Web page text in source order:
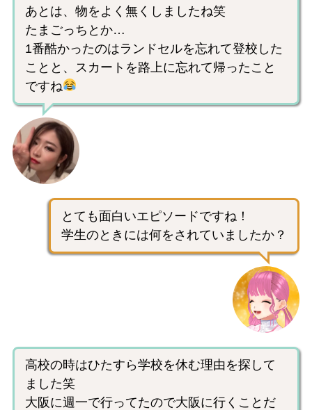
あとは、物をよく無くしましたね笑
たまごっちとか…
1番酷かったのはランドセルを忘れて登校した
ことと、スカートを路上に忘れて帰ったこと
ですね
とても面白いエピソードですね！
学生のときには何をされていましたか？
高校の時はひたすら学校を休む理由を探して
ました笑
大阪に週一で行ってたので大阪に行くことだ